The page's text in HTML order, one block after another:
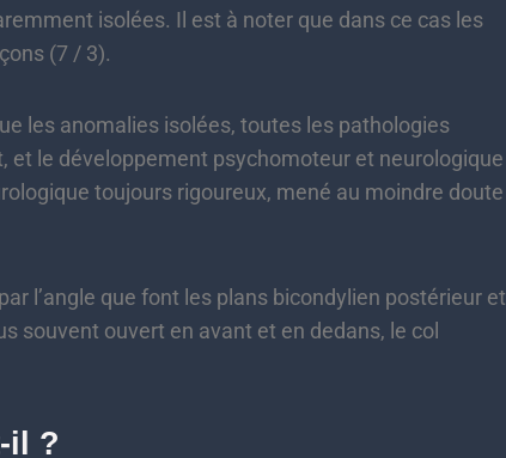
isolées. Il est à noter que dans ce cas les
(7 / 3).
anomalies isolées, toutes les pathologies
et le développement psychomoteur et neurologique
toujours rigoureux, mené au moindre doute
que font les plans bicondylien postérieur et
souvent ouvert en avant et en dedans, le col
il ?